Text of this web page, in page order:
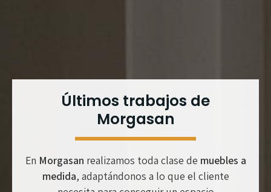
Últimos trabajos de
Morgasan
En Morgasan realizamos toda clase de muebles a
medida, adaptándonos a lo que el cliente